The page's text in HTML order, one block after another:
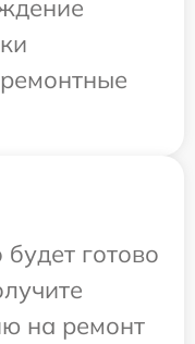
готово
на ремонт